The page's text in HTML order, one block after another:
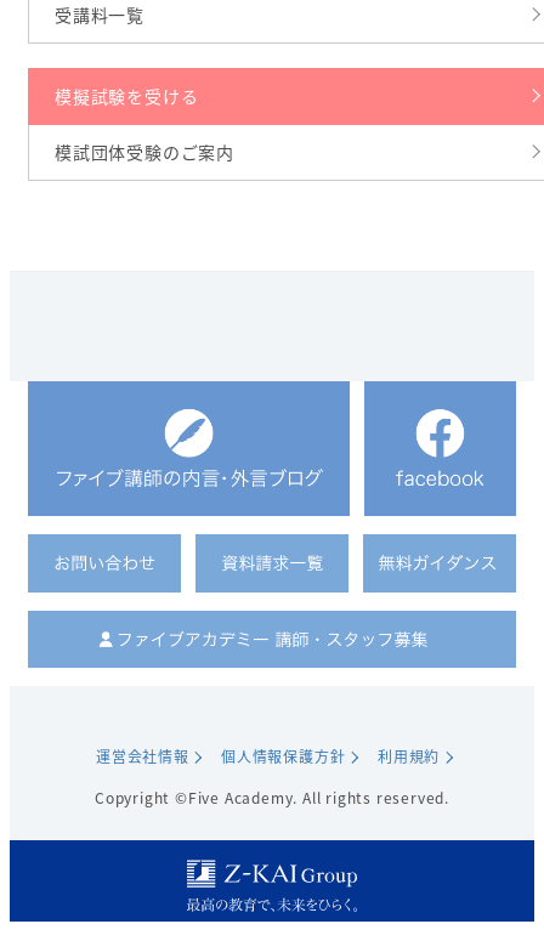
受講料一覧
模擬試験を受ける
模試団体受験のご案内
運営会社情報 個人情報保護方針
利用規約
Copyright ©Five Academy. All rights reserved.